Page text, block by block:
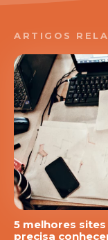
ARTIGOS
5 melhores
precisa